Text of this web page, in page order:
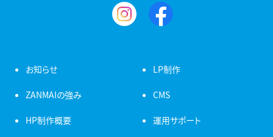
お知らせ
ZANMAIの強み
HP制作概要
LP制作
CMS
運用サポート